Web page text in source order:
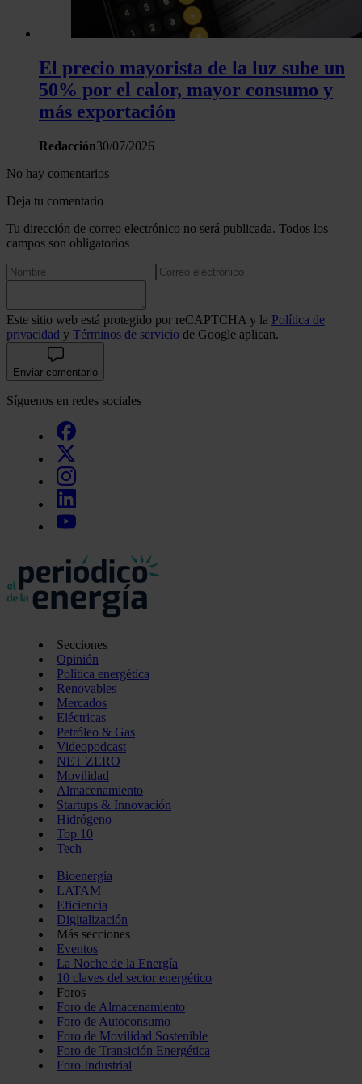
El precio mayorista de la luz sube un
50% por el calor, mayor consumo y
más exportación
Redacción30/07/2026
No hay comentarios
Deja tu comentario
Tu dirección de correo electrónico no será publicada. Todos los
campos son obligatorios
Este sitio web está protegido por reCAPTCHA y la Política de
privacidad y Términos de servicio de Google aplican.
Enviar comentario
Síguenos en redes sociales
Secciones
Opinión
Política energética
Renovables
Mercados
Eléctricas
Petróleo & Gas
Videopodcast
NET ZERO
Movilidad
Almacenamiento
Startups & Innovación
Hidrógeno
Top 10
Tech
Bioenergía
LATAM
Eficiencia
Digitalización
Más secciones
Eventos
La Noche de la Energía
10 claves del sector energético
Foros
Foro de Almacenamiento
Foro de Autoconsumo
Foro de Movilidad Sostenible
Foro de Transición Energética
Foro Industrial